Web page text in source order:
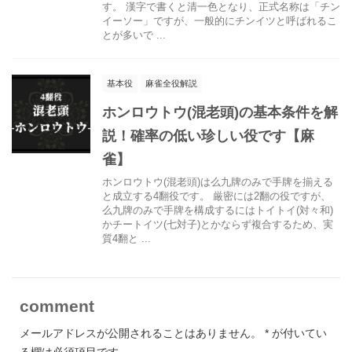
す。 漢字で書くと清一色となり、正式名称は「チン
イーソー」ですが、一般的にチンイツと呼ばれるこ
とが多いで ...
基本役 麻雀全役解説
ホンロウトウ(混老頭)の基本条件を解
説！確率の低い珍しい役です【麻
雀】
ホンロウトウ(混老頭)は么九牌のみで手牌を揃える
と成立する4翻役です。 厳密には2翻の役ですが、
么九牌のみで手牌を構成するにはトイトイ(対々和)
かチートイツ(七対子)とかならず複合するため、実
質4翻と ...
comment
メールアドレスが公開されることはありません。 * が付いてい